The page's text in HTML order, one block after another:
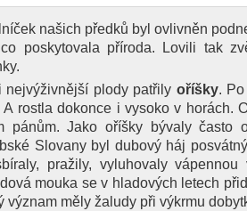
našich předků byl ovlivněn
poskytovala příroda. Lovili tak
nejvýživnější plody patřily oříšky.
A rostla dokonce i vysoko v horách.
pánům. Jako oříšky bývaly často
Slovany byl dubový háj
pražily, vyluhovaly
mouka se v hladových letech
význam měly žaludy při výkrmu